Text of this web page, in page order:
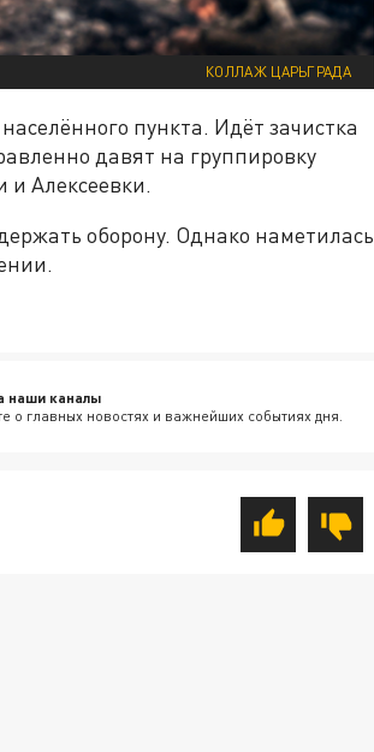
КОЛЛАЖ ЦАРЬГРАДА
пункта. Идёт зачистка
давят на группировку
и Алексеевки.
оборону. Однако наметилась
наши каналы
о главных новостях и важнейших событиях дня.